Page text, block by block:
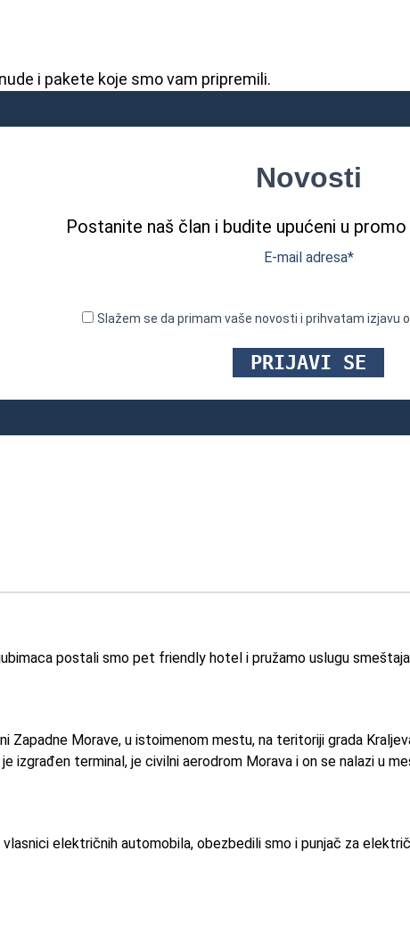
i pakete koje smo vam pripremili.
Novosti
Postanite naš član i budite upućeni u
E-mail adresa*
Slažem se da primam vaše novosti i prihvatam izjavu
postali smo pet friendly hotel i pružamo uslugu
Zapadne Morave, u istoimenom mestu, na teritoriji grada
izgrađen terminal, je civilni aerodrom Morava i on se nalazi u
električnih automobila, obezbedili smo i punjač za